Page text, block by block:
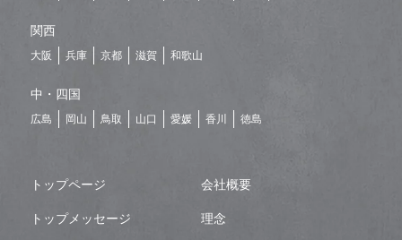
トップページ 会社概要
トップメッセージ 理念
関西
大阪 兵庫 京都 滋賀 和歌山
中・四国
広島 岡山 鳥取 山口 愛媛 香川 徳島